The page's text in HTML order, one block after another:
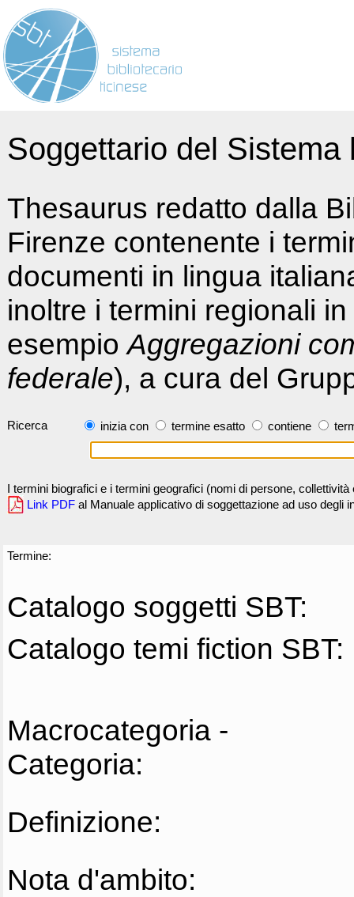
Soggettario del
Thesaurus redatto dalla
Firenze contenente i
documenti in lingua
inoltre i termini regionali
esempioAggregazioni
federale), a cura del
Ricerca inizia con termine esatto contiene
I termini biografici e i termini geografici (nomi di persone,
Link PDF al Manuale applicativo di soggettazione ad uso degli
Termine:
Catalogo soggetti SBT:
Catalogo temi fiction SBT:
Macrocategoria -
Categoria:
Definizione:
Nota d'ambito: